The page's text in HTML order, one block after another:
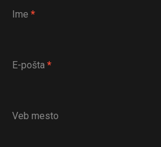
Ime *
E-pošta *
Veb mesto